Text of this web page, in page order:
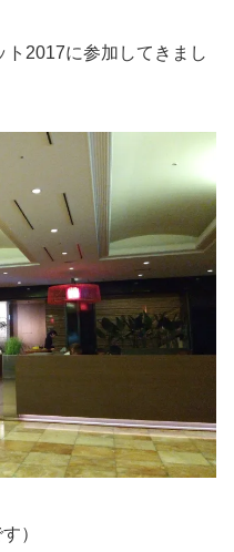
2017に参加してきまし
）